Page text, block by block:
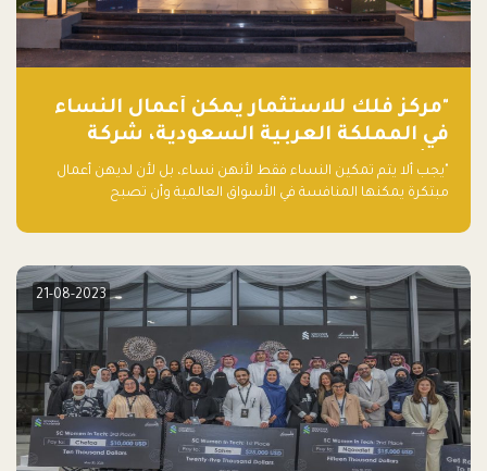
"مركز فلك للاستثمار يمكّن أعمال النساء
في المملكة العربية السعودية، شركة
ناشئة تلو الأخرى."
"يجب ألا يتم تمكين النساء فقط لأنهن نساء، بل لأن لديهن أعمال
مبتكرة يمكنها المنافسة في الأسواق العالمية وأن تصبح
21-08-2023